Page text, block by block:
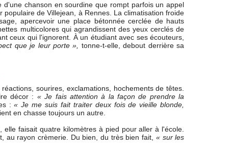
chanson en sourdine que rompt parfois un appel
de Villejean, à Rennes. La climatisation froide
apercevoir une place bétonnée cerclée de hauts
multicolores qui agrandissent des yeux cerclés de
ceux qui l'ignorent. À un étudiant avec ses écouteurs,
que je leur porte »,
tonne-t-elle, debout derrière sa
réactions, sourires, exclamations, hochements de têtes.
décor : « Je fais attention à la façon de prendre la
:« Je me suis fait traiter deux fois de vieille blonde,
en chasse toujours un autre.
elle faisait quatre kilomètres à pied pour aller à l'école.
au rayon crèmerie. Du bien, du très bien fait, « sur les